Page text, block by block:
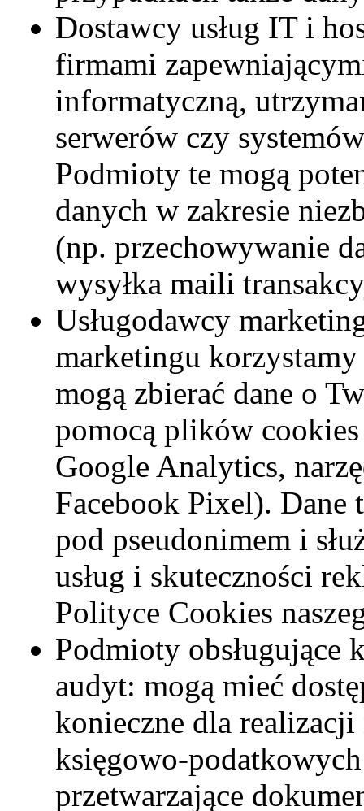
Dostawcy usług IT i
firmami
informatyczną,
serwerów czy
Podmioty te mogą
danych w zakresie
(np. przechowywanie
wysyłka maili
Usługodawcy
marketingu
mogą zbierać dane o
pomocą plików
Google Analytics,
Facebook Pixel). Dane
pod pseudonimem i
usług i skuteczności
Polityce Cookies
Podmioty obsługujące
audyt: mogą mieć
konieczne dla
księgowo-
przetwarzające